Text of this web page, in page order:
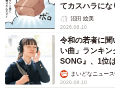
てカスハラに
沼田 絵美
2026.08.10
令和の若者に聞
い曲」ランキ
SONG』、1位
まいどなニュー
2026.08.10